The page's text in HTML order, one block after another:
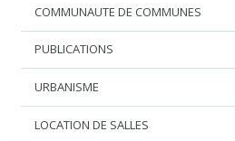
COMMUNAUTE DE COMMUNES
PUBLICATIONS
URBANISME
LOCATION DE SALLES